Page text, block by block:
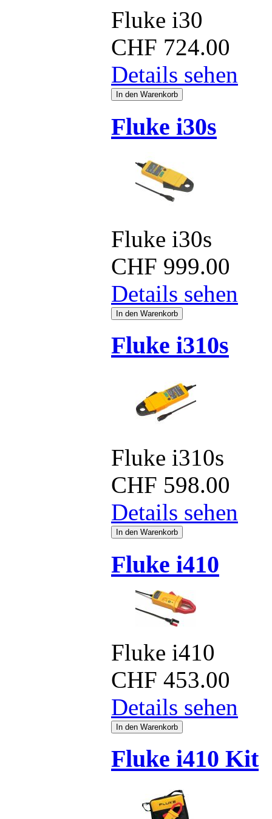
Fluke i30
CHF 724.00
Details sehen
Fluke i30s
Fluke i30s
CHF 999.00
Details sehen
Fluke i310s
Fluke i310s
CHF 598.00
Details sehen
Fluke i410
Fluke i410
CHF 453.00
Details sehen
Fluke i410 Kit